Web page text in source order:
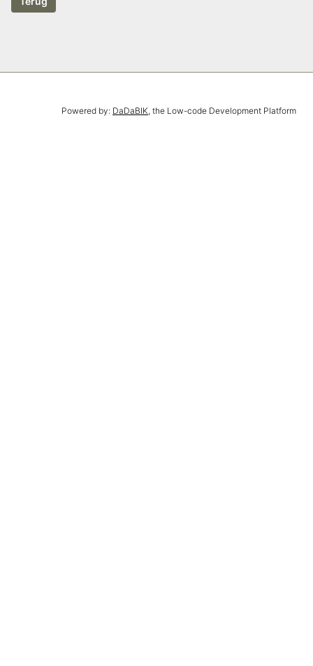
Powered by: DaDaBIK, the Low-code Development Platform